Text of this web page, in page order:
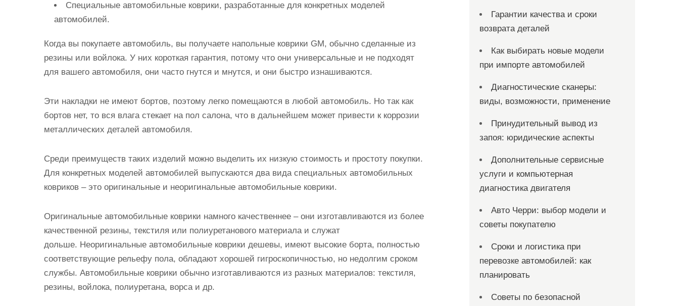
Специальные автомобильные коврики, разработанные для конкретных моделей
автомобилей.
Когда вы покупаете автомобиль, вы получаете напольные коврики GM, обычно сделанные из
резины или войлока. У них короткая гарантия, потому что они универсальные и не подходят
для вашего автомобиля, они часто гнутся и мнутся, и они быстро изнашиваются.
Эти накладки не имеют бортов, поэтому легко помещаются в любой автомобиль. Но так как
бортов нет, то вся влага стекает на пол салона, что в дальнейшем может привести к коррозии
металлических деталей автомобиля.
Среди преимуществ таких изделий можно выделить их низкую стоимость и простоту покупки.
Для конкретных моделей автомобилей выпускаются два вида специальных автомобильных
ковриков – это оригинальные и неоригинальные автомобильные коврики.
Оригинальные автомобильные коврики намного качественнее – они изготавливаются из более
качественной резины, текстиля или полиуретанового материала и служат
дольше. Неоригинальные автомобильные коврики дешевы, имеют высокие борта, полностью
соответствующие рельефу пола, обладают хорошей гигроскопичностью, но недолгим сроком
службы. Автомобильные коврики обычно изготавливаются из разных материалов: текстиля,
резины, войлока, полиуретана, ворса и др.
Гарантии качества и сроки
возврата деталей
Как выбирать новые модели
при импорте автомобилей
Диагностические сканеры:
виды, возможности, применение
Принудительный вывод из
запоя: юридические аспекты
Дополнительные сервисные
услуги и компьютерная
диагностика двигателя
Авто Черри: выбор модели и
советы покупателю
Сроки и логистика при
перевозке автомобилей: как
планировать
Советы по безопасной